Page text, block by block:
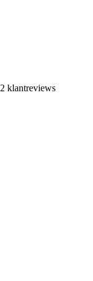
klantreviews